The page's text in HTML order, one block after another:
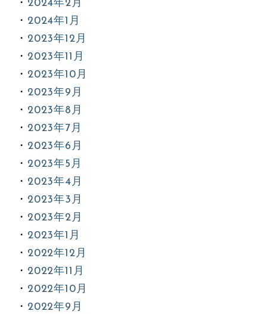
2024年2月
2024年1月
2023年12月
2023年11月
2023年10月
2023年9月
2023年8月
2023年7月
2023年6月
2023年5月
2023年4月
2023年3月
2023年2月
2023年1月
2022年12月
2022年11月
2022年10月
2022年9月